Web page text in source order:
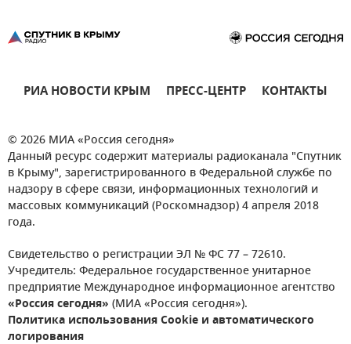
РИА НОВОСТИ КРЫМ ПРЕСС-ЦЕНТР КОНТАКТЫ
© 2026 МИА «Россия сегодня»
Данный ресурс содержит материалы радиоканала "Спутник
в Крыму", зарегистрированного в Федеральной службе по
надзору в сфере связи, информационных технологий и
массовых коммуникаций (Роскомнадзор) 4 апреля 2018
года.
Свидетельство о регистрации ЭЛ № ФС 77 – 72610.
Учредитель: Федеральное государственное унитарное
предприятие Международное информационное агентство
«Россия сегодня» (МИА «Россия сегодня»).
Политика использования Cookie и автоматического
логирования